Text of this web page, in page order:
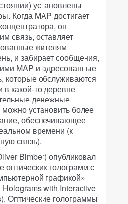
установлены
Когда MAP достигает
он
связь, оставляет
жителям
и забирает сообщения,
MAP и адресованные
которые обслуживаются
какой-то деревне
денежные
можно установить более
обеспечивающее
времени (к
связь).
Bimber) опубликовал
оптических голограмм с
графикой»
with Interactive
Оптические голограммы